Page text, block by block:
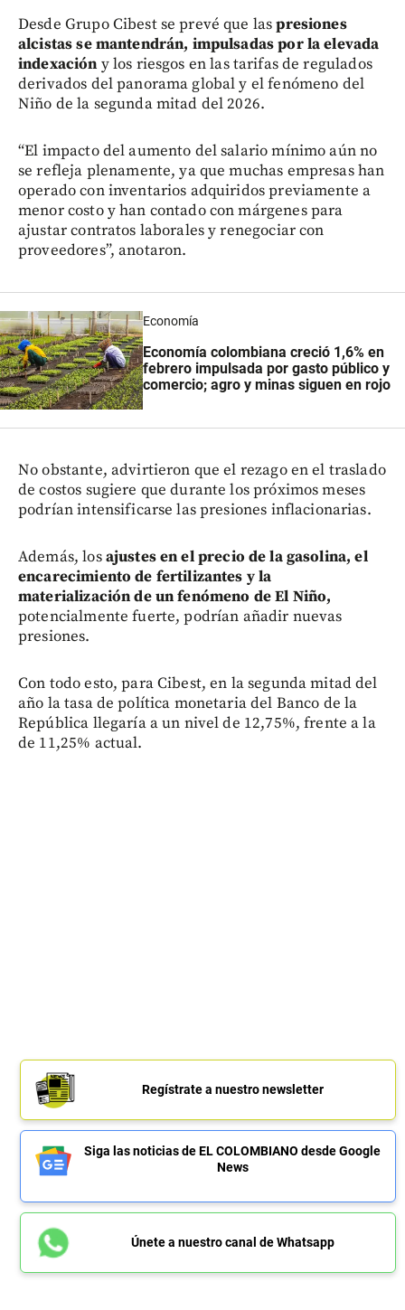
Desde Grupo Cibest se prevé que laspresiones
alcistas se mantendrán, impulsadas por la elevada
indexación y los riesgos en las tarifas de regulados
derivados del panorama global y el fenómeno del
Niño de la segunda mitad del 2026.
“El impacto del aumento del salario mínimo aún no
se refleja plenamente, ya que muchas empresas han
operado con inventarios adquiridos previamente a
menor costo y han contado con márgenes para
ajustar contratos laborales y renegociar con
proveedores”, anotaron.
Economía
Economía colombiana creció 1,6% en
febrero impulsada por gasto público y
comercio; agro y minas siguen en rojo
No obstante, advirtieron que el rezago en el traslado
de costos sugiere que durante los próximos meses
podrían intensificarse las presiones inflacionarias.
Además, losajustes en el precio de la gasolina, el
encarecimiento de fertilizantes y la
materialización de un fenómeno de El Niño,
potencialmente fuerte, podrían añadir nuevas
presiones.
Con todo esto, para Cibest, en la segunda mitad del
año la tasa de política monetaria del Banco de la
República llegaría a un nivel de 12,75%, frente a la
de 11,25% actual.
Regístrate a nuestro newsletter
Siga las noticias de EL COLOMBIANO desde Google
News
Únete a nuestro canal de Whatsapp